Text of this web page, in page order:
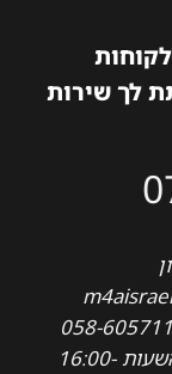
לך שירות
א'-ה' בין השעות 16:00-